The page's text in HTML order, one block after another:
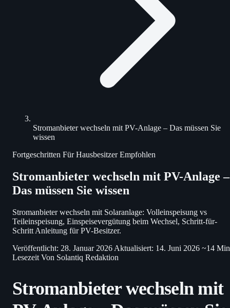
Stromanbieter wechseln mit PV-Anlage – Das müssen Sie
wissen
Fortgeschritten Für HausbesitzerEmpfohlen
Stromanbieter wechseln mit PV-Anlage –
Das müssen Sie wissen
Stromanbieter wechseln mit Solaranlage: Volleinspeisung vs
Teileinspeisung, Einspeisevergütung beim Wechsel, Schritt-für-
Schritt Anleitung für PV-Besitzer.
Veröffentlicht: 28. Januar 2026 Aktualisiert: 14. Juni 2026 ~14
Lesezeit Von Solantiq Redaktion
Stromanbieter wechseln mit